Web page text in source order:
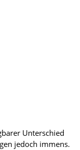
Unterschied
jedoch immens.